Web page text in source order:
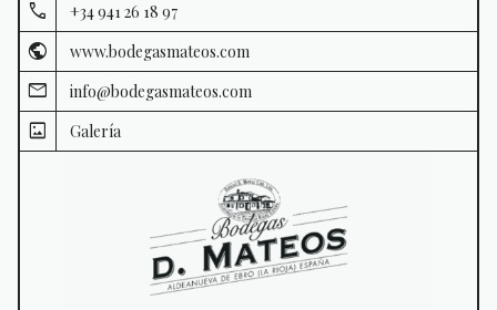
+34 941 26 18 97
www.bodegasmateos.com
info@bodegasmateos.com
Galería